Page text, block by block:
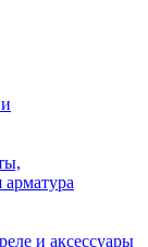
арматура
и аксессуары